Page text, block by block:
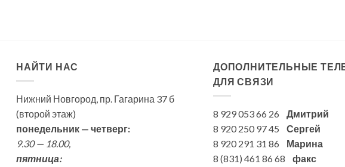
НАЙТИ НАС
Нижний Новгород, пр. Гагарина 37 б
(второй этаж)
понедельник — четверг:
9.30 — 18.00,
пятница:
ДОПОЛНИТЕЛЬНЫЕ
ДЛЯ СВЯЗИ
8 929 053 66 26 Дмитрий
8 920 250 97 45 Сергей
8 920 291 31 86 Марина
8 (831) 461 86 68 факс